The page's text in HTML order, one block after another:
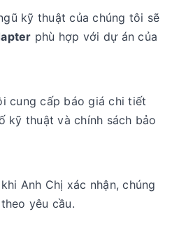
kỹ thuật của chúng tôi sẽ
phù hợp với dự án của
cung cấp báo giá chi tiết
kỹ thuật và chính sách bảo
Anh Chị xác nhận, chúng
yêu cầu.